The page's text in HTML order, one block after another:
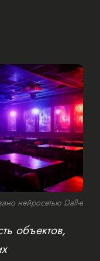
нейросетью Dall-e
объектов,